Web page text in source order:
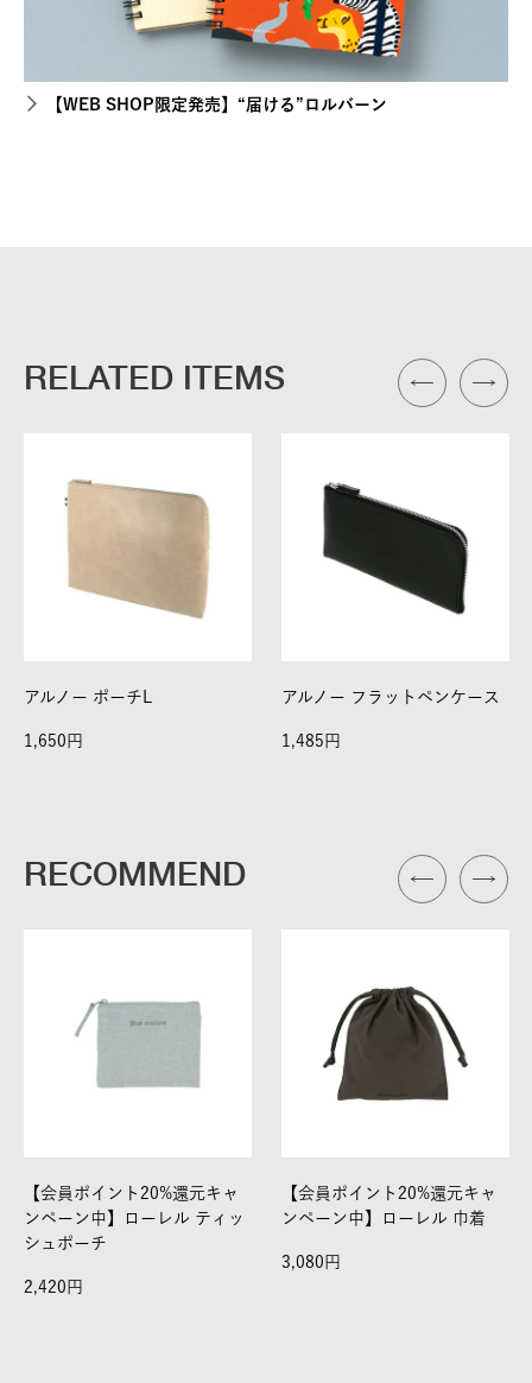
【WEB SHOP限定発売】“届ける”ロルバーン
RELATED ITEMS
アルノー ポーチL
1,650
アルノー フラットペンケース
1,485
RECOMMEND
【会員ポイント20%還元キャ
ンペーン中】ローレル ティッ
シュポーチ
2,420
【会員ポイント20%還元キャ
ンペーン中】ローレル 巾着
3,080